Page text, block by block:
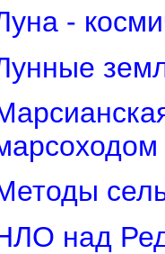
-
над